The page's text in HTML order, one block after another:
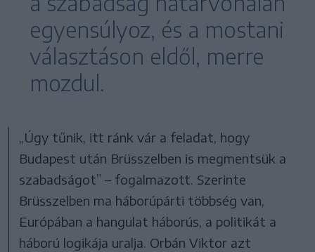
egyensúlyoz, és a mostani
választáson eldől, merre
mozdul.
„Úgy tűnik, itt ránk vár a feladat, hogy
Budapest után Brüsszelben is megmentsük a
szabadságot” – fogalmazott. Szerinte
Brüsszelben ma háborúpárti többség van,
Európában a hangulat háborús, a politikát a
háború logikája uralja. Orbán Viktor azt